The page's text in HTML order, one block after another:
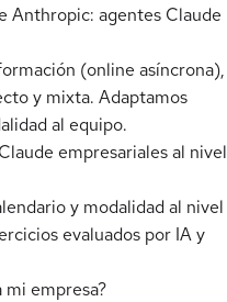
Anthropic: agentes Claude
(online asíncrona),
y mixta. Adaptamos
al equipo.
empresariales al nivel
y modalidad al
evaluados por IA y
mi empresa?